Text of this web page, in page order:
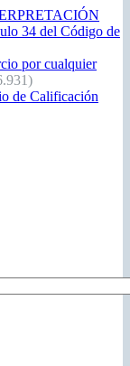
34 del Código de
por cualquier
de Calificación